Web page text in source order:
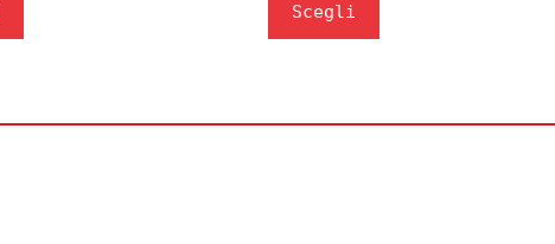
Scegli
prodotto
ha
opzioni